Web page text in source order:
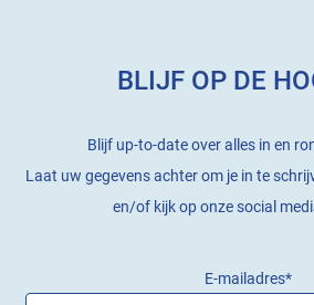
BLIJF OP DE
Blijf up-to-date over alles in en
Laat uw gegevens achter om je in te
en/of kijk op onze social
E-mailadres*